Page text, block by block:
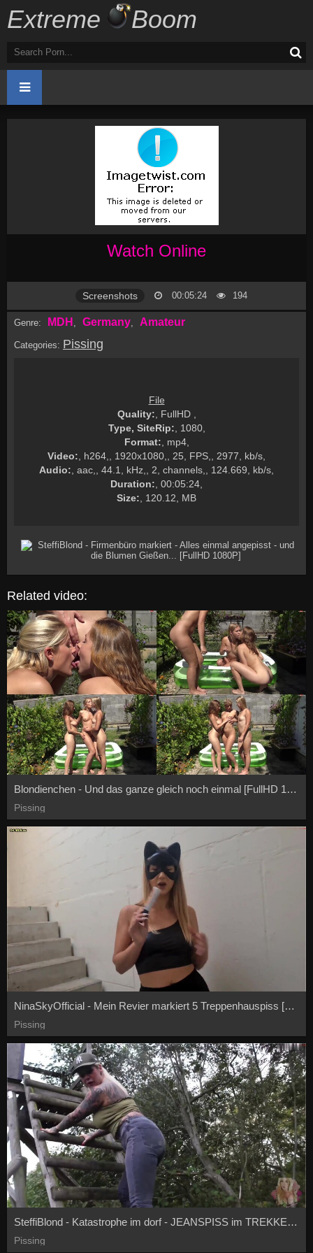
Extreme Boom
Watch Online
Screenshots 00:05:24 194
Genre: MDH , Germany, Amateur
Categories: Pissing
File
Quality: , FullHD ,
Type, SiteRip: , 1080,
Format: , mp4,
Video: , h264,, 1920x1080,, 25, FPS,, 2977, kb/s,
Audio: , aac,, 44.1, kHz,, 2, channels,, 124.669, kb/s,
Duration: , 00:05:24,
Size: , 120.12, MB
Related video:
Blondienchen - Und das ganze gleich noch einmal [FullHD 1080P]
Pissing
NinaSkyOfficial - Mein Revier markiert 5 Treppenhauspiss [FullHD 1080P]
Pissing
SteffiBlond - Katastrophe im dorf - JEANSPISS im TREKKERPARADISE - muuuh [FullHD 1080P]
Pissing